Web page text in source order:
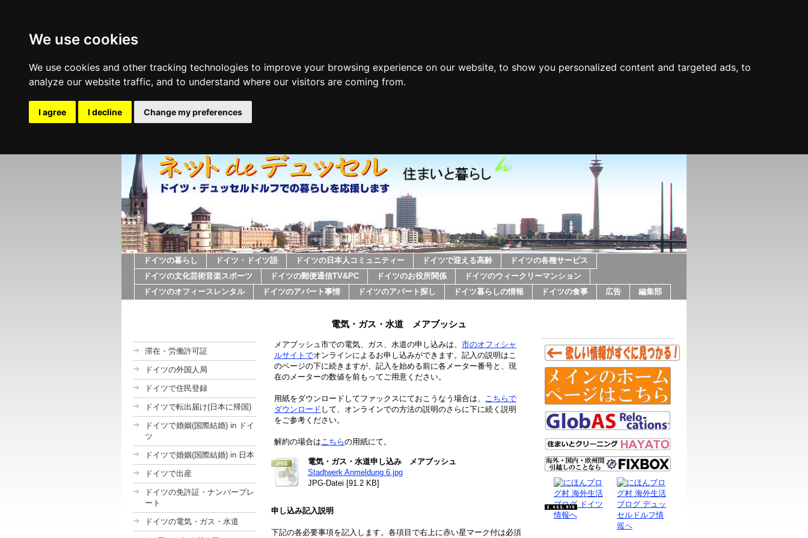
We use cookies
We use cookies and other tracking technologies to improve your browsing experience on our website, to show you personalized content and targeted ads, to
analyze our website traffic, and to understand where our visitors are coming from.
I agree I decline Change my preferences
ドイツの暮らし ドイツ・ドイツ語 ドイツの日本人コミュニティー ドイツで迎える高齢
ドイツの各種サービス
ドイツの文化芸術音楽スポーツ
ドイツの郵便通信TV&PC ドイツのお役所関係
ドイツのウィークリーマンション
ドイツのオフィースレンタル
ドイツのアパート事情 ドイツのアパート探し ドイツ暮らしの情報 ドイツの食事 広告 編集部
滞在・労働許可証
ドイツの外国人局
ドイツで住民登録
ドイツで転出届け(日本に帰国)
ドイツで婚姻(国際結婚) in ドイ
ツ
ドイツで婚姻(国際結婚) in 日本
ドイツで出産
ドイツの免許証・ナンバープレ
ート
ドイツの電気・ガス・水道
電気・ガス・水道 メアブッシュ
メアブッシュ市での電気、ガス、水道の申し込みは、 市のオフィシャ
ルサイトでオンラインによるお申し込みができます。記入の説明はこ
のページの下に続きますが、記入を始める前に各メーター番号と、現
在のメーターの数値を前もってご用意ください。
用紙をダウンロードしてファックスにておこうなう場合は、 こちらで
ダウンロード して、オンラインでの方法の説明のさらに下に続く説明
をご参考ください。
解約の場合はこちらの用紙にて。
電気・ガス・水道申し込み メアブッシュ
Stadtwerk Anmeldung 6.jpg
JPG-Datei [91.2 KB]
申し込み記入説明
下記の各必要事項を記入します。各項目で右上に赤い星マーク付は必須
Since 9.Feb.2016